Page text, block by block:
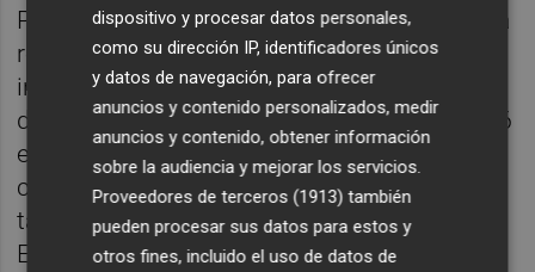
Por otro lado, la Conselleria de Educación ha
remitido un anexo que incluye las
inversiones reales previstas por este
departamento en sus presupuestos de 2026
en obra nueva, reposición y adecuación de
centros educativos. Este documento
también incorpora el estado del Plan
Edificant, detallando aquellas obras que se
dispositivo y procesar datos personales,
como su dirección IP, identificadores únicos
y datos de navegación, para ofrecer
anuncios y contenido personalizados, medir
anuncios y contenido, obtener información
sobre la audiencia y mejorar los servicios.
Proveedores de terceros (1913) también
pueden procesar sus datos para estos y
otros fines, incluido el uso de datos de